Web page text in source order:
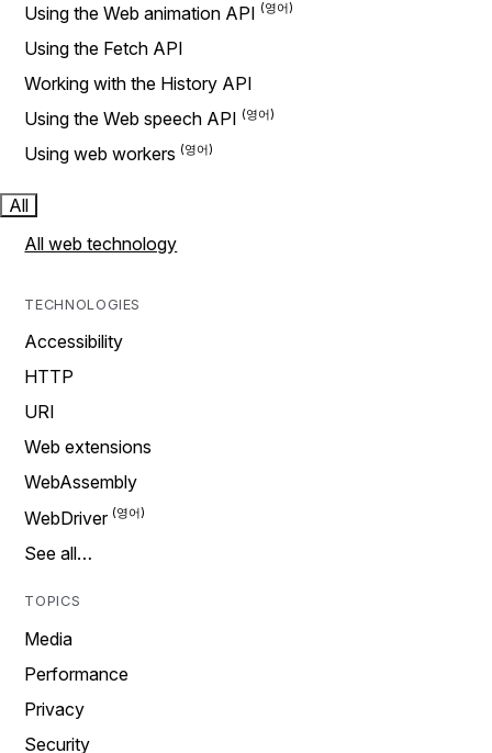
Using the Web animation API
Using the Fetch API
Working with the History API
Using the Web speech API
Using web workers
All
All web technology
TECHNOLOGIES
Accessibility
HTTP
URI
Web extensions
WebAssembly
WebDriver
See all…
TOPICS
Media
Performance
Privacy
Security